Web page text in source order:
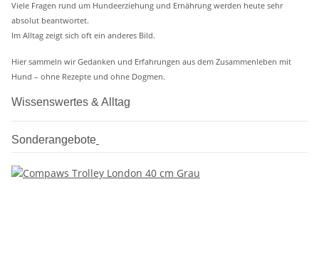
Viele Fragen rund um Hundeerziehung und Ernährung werden heute sehr
absolut beantwortet.
Im Alltag zeigt sich oft ein anderes Bild.
Hier sammeln wir Gedanken und Erfahrungen aus dem Zusammenleben mit
Hund – ohne Rezepte und ohne Dogmen.
Wissenswertes & Alltag
Sonderangebote